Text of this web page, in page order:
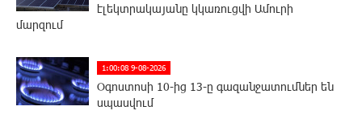
էլեկտրակայանը կկառուցվի Ամուրի
մարզում
1:00:08 9-08-2026
Օգոստոսի 10-ից 13-ը գազանջատումներ են
սպասվում